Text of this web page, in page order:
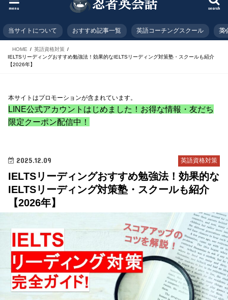
search
menu
当サイトについて おすすめ記事一覧 英語コーチングスクール 英
HOME
英語資格対策
IELTSリーディングおすすめ勉強法！効果的なIELTSリーディング対策塾・スクールも紹介
【2026年】
本サイトはプロモーションが含まれています。
LINE公式アカウントはじめました！お得な情報・友だち
限定クーポン配信中！
英語資格対策
2025.12.09
IELTSリーディングおすすめ勉強法！効果的な
IELTSリーディング対策塾・スクールも紹介
【2026年】